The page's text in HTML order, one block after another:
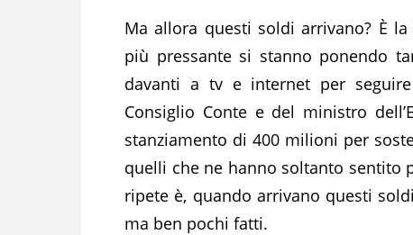
Ma allora questi soldi arrivano? È
più pressante si stanno ponendo
davanti a tv e internet per
Consiglio Conte e del ministro
stanziamento di 400 milioni per
quelli che ne hanno soltanto sentito
ripete è, quando arrivano questi
ma ben pochi fatti.